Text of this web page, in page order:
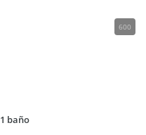
600
1 baño